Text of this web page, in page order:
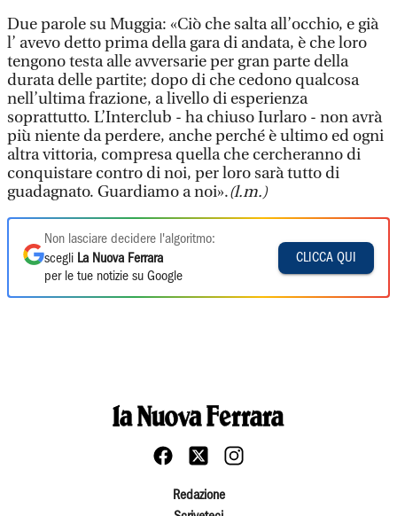
Due parole su Muggia: «Ciò che salta all’occhio, e già
l’ avevo detto prima della gara di andata, è che loro
tengono testa alle avversarie per gran parte della
durata delle partite; dopo di che cedono qualcosa
nell’ultima frazione, a livello di esperienza
soprattutto. L’Interclub - ha chiuso Iurlaro - non avrà
più niente da perdere, anche perché è ultimo ed ogni
altra vittoria, compresa quella che cercheranno di
conquistare contro di noi, per loro sarà tutto di
guadagnato. Guardiamo a noi».(l.m.)
Non lasciare decidere l'algoritmo:
scegli La Nuova Ferrara
per le tue notizie su Google
CLICCA QUI
Redazione